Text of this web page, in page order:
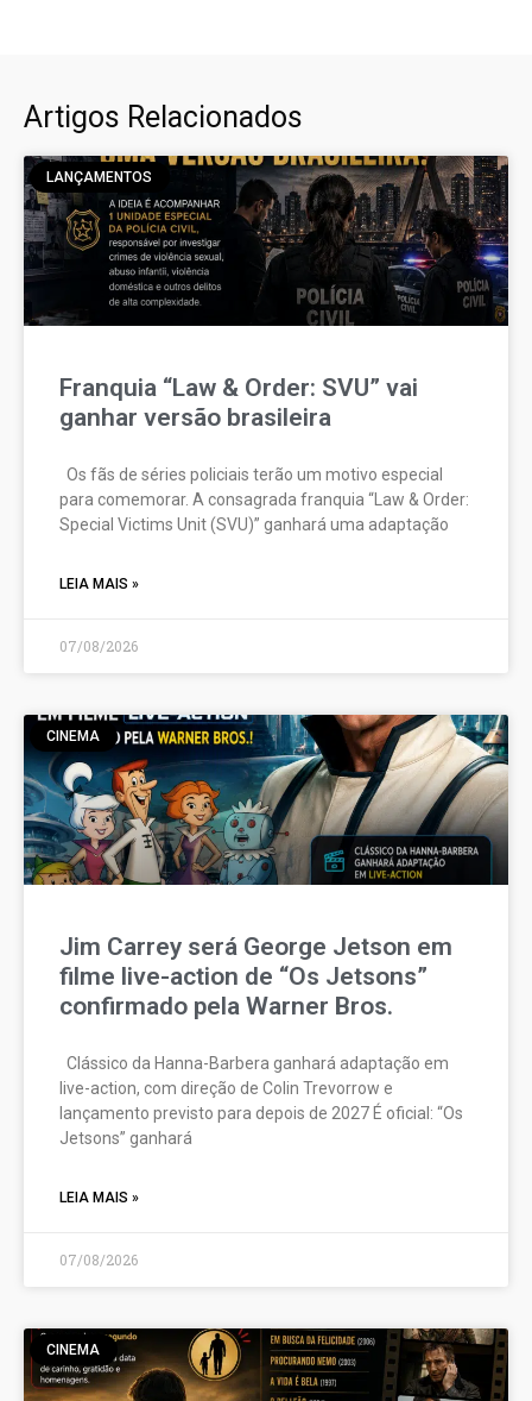
Artigos Relacionados
LANÇAMENTOS
Franquia “Law & Order: SVU” vai
ganhar versão brasileira
Os fãs de séries policiais terão um motivo especial
para comemorar. A consagrada franquia “Law & Order:
Special Victims Unit (SVU)” ganhará uma adaptação
LEIA MAIS »
07/08/2026
CINEMA
Jim Carrey será George Jetson em
filme live-action de “Os Jetsons”
confirmado pela Warner Bros.
Clássico da Hanna-Barbera ganhará adaptação em
live-action, com direção de Colin Trevorrow e
lançamento previsto para depois de 2027 É oficial: “Os
Jetsons” ganhará
LEIA MAIS »
07/08/2026
CINEMA